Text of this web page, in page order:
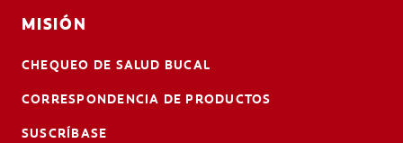
MISIÓN
CHEQUEO DE SALUD BUCAL
CORRESPONDENCIA DE PRODUCTOS
SUSCRÍBASE